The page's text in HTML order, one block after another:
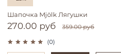
(0)
Шапочка Mjölk Лягушки
270.00 руб 359.00 руб